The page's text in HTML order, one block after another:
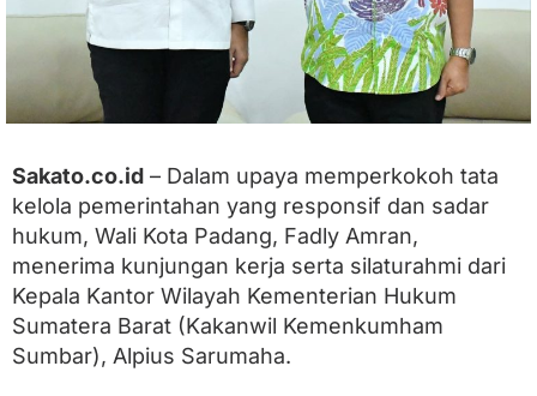
d
e
n
n
e
m
e
n
k
u
m
S
u
m
Sakato.co.id – Dalam upaya memperkokoh tata
kelola pemerintahan yang responsif dan sadar
hukum, Wali Kota Padang, Fadly Amran,
menerima kunjungan kerja serta silaturahmi dari
Kepala Kantor Wilayah Kementerian Hukum
Sumatera Barat (Kakanwil Kemenkumham
Sumbar), Alpius Sarumaha.